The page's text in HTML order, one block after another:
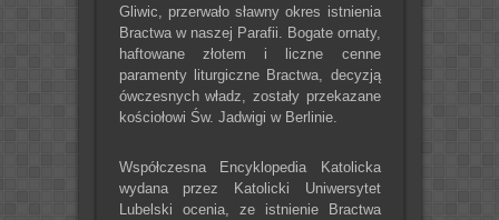
Gliwic, przerwało sławny okres istnienia
Bractwa w naszej Parafii. Bogate ornaty,
haftowane złotem i liczne cenne
paramenty liturgiczne Bractwa, decyzją
ówczesnych władz, zostały przekazane
kościołowi Św. Jadwigi w Berlinie.
Współczesna Encyklopedia Katolicka
wydana przez Katolicki Uniwersytet
Lubelski ocenia, ze istnienie Bractwa